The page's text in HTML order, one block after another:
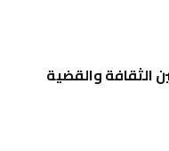
الثقافة والقضية